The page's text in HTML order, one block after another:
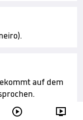
auf dem
 